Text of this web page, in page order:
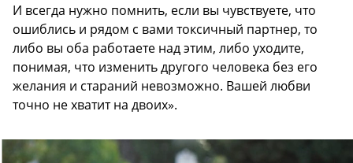
И всегда нужно помнить, если вы чувствуете, что
ошиблись и рядом с вами токсичный партнер, то
либо вы оба работаете над этим, либо уходите,
понимая, что изменить другого человека без его
желания и стараний невозможно. Вашей любви
точно не хватит на двоих».